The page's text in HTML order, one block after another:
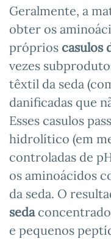
Geralmente, a
obter os
próprios casulos
vezes
têxtil da seda
danificadas que
Esses casulos
hidrolítico (em
controladas de
os aminoácidos
da seda. O
sedaconcentrado
e pequenos